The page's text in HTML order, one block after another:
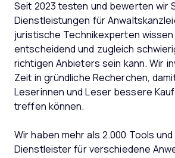
Seit 2023 testen und bewerten wir
Dienstleistungen für
juristische Technikexperten wissen
entscheidend und zugleich
richtigen Anbieters sein kann. Wir
Zeit in gründliche Recherchen,
Leserinnen und Leser bessere
treffen können.
Wir haben mehr als 2.000 Tools
Dienstleister für verschiedene